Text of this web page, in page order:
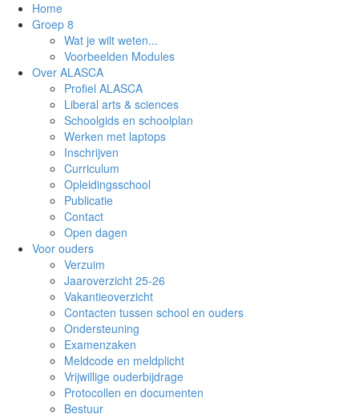
Home
Groep 8
Wat je wilt weten...
Voorbeelden Modules
Over ALASCA
Profiel ALASCA
Liberal arts & sciences
Schoolgids en schoolplan
Werken met laptops
Inschrijven
Curriculum
Opleidingsschool
Publicatie
Contact
Open dagen
Voor ouders
Verzuim
Jaaroverzicht 25-26
Vakantieoverzicht
Contacten tussen school en ouders
Ondersteuning
Examenzaken
Meldcode en meldplicht
Vrijwillige ouderbijdrage
Protocollen en documenten
Bestuur